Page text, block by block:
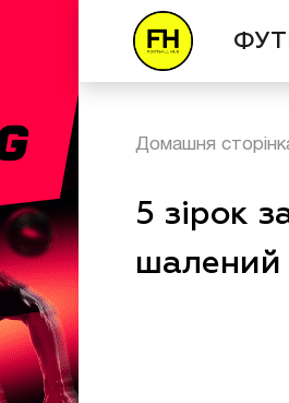
Домашня
5 зірок
шалений